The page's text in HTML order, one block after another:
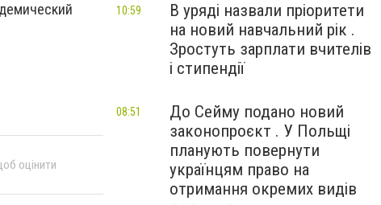
оцінити
В уряді назвали пріоритети
на новий навчальний рік .
Зростуть зарплати вчителів
і стипендії
10:59
До Сейму подано новий
законопроєкт . У Польщі
планують повернути
українцям право на
отримання окремих видів
08:51